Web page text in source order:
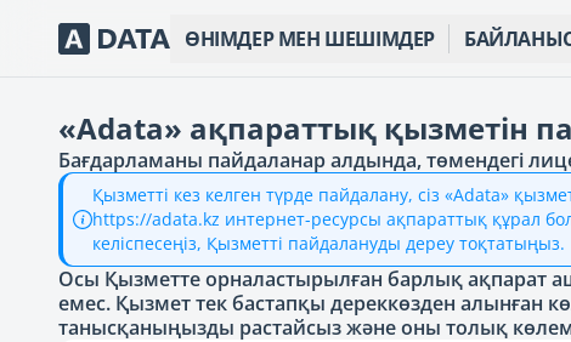
ӨНІМДЕР МЕН ШЕШІМДЕР
«Adata» ақпараттық қызметін
Бағдарламаны пайдаланар алдында, төмендегі
Қызметті кез келген түрде пайдалану, сіз «Adata»
https://adata.kz интернет-ресурсы ақпараттық құрал
келіспесеңіз, Қызметті пайдалануды дереу тоқтатыңыз.
Осы Қызметте орналастырылған барлық ақпарат
емес. Қызмет тек бастапқы дереккөзден алынған
танысқаныңызды растайсыз және оны толық